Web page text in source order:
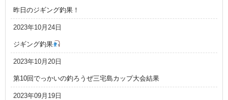
昨日のジギング釣果！
2023年10月24日
ジギング釣果
2023年10月20日
第10回でっかいの釣ろうぜ三宅島カップ大会結果
2023年09月19日